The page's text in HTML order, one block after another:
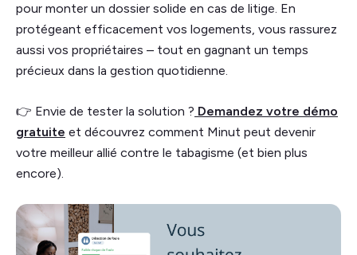
pour monter un dossier solide en cas de litige. En
protégeant efficacement vos logements, vous rassurez
aussi vos propriétaires – tout en gagnant un temps
précieux dans la gestion quotidienne.
👉 Envie de tester la solution ? Demandez votre démo
gratuite et découvrez comment Minut peut devenir
votre meilleur allié contre le tabagisme (et bien plus
encore).